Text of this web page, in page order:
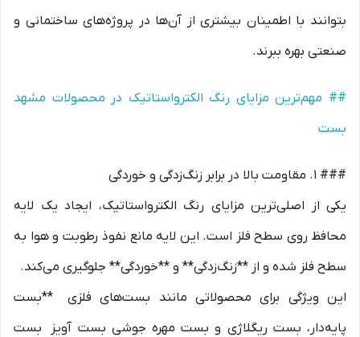
بتوانند با اطمینان بیشتری از آن‌ها در پروژه‌های ساختمانی و
صنعتی بهره ببرند.
## مهم‌ترین مزایای رنگ الکترواستاتیک در محصولات مشهد
بست
### 1. مقاومت بالا در برابر زنگ‌زدگی و خوردگی
یکی از اصلی‌ترین مزایای رنگ الکترواستاتیک، ایجاد یک لایه
محافظ روی سطح فلز است. این لایه مانع نفوذ رطوبت و هوا به
سطح فلز شده و از **زنگ‌زدگی** و **خوردگی** جلوگیری می‌کند.
این ویژگی برای محصولاتی مانند بست‌های فلزی **بست
پایه‌دار، بست ریگلاژی و بست مهره جوشی بست آویز بست